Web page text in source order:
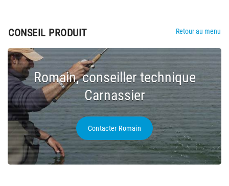
CONSEIL PRODUIT Retour au menu
Romain, conseiller technique
Carnassier
Contacter Romain